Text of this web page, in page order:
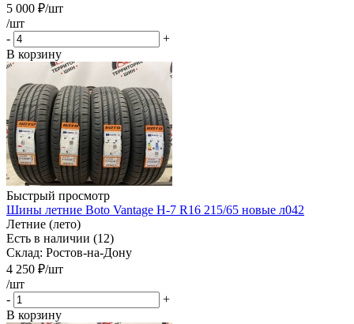
5 000 ₽/шт
/шт
-
+
В корзину
Быстрый просмотр
Шины летние Boto Vantage H-7 R16 215/65 новые л042
Летние (лето)
Есть в наличии (12)
Склад: Ростов-на-Дону
4 250 ₽/шт
/шт
-
+
В корзину